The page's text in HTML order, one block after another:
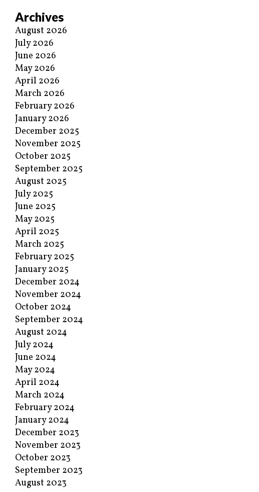
Archives
August 2026
July 2026
June 2026
May 2026
April 2026
March 2026
February 2026
January 2026
December 2025
November 2025
October 2025
September 2025
August 2025
July 2025
June 2025
May 2025
April 2025
March 2025
February 2025
January 2025
December 2024
November 2024
October 2024
September 2024
August 2024
July 2024
June 2024
May 2024
April 2024
March 2024
February 2024
January 2024
December 2023
November 2023
October 2023
September 2023
August 2023